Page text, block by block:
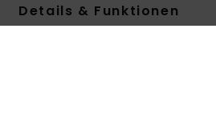
Details & Funktionen
Mädchen 4-16 Beige